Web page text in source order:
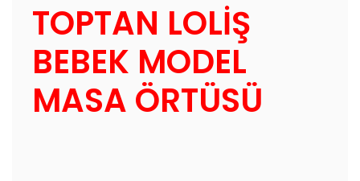
TOPTAN LOLİŞ
BEBEK MODEL
MASA ÖRTÜSÜ